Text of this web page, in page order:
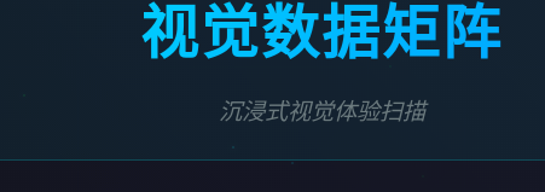
视觉数据矩阵
沉浸式视觉体验扫描